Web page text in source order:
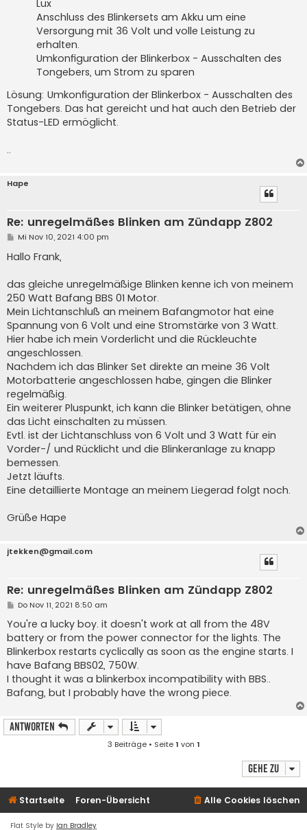
Lux
Anschluss des Blinkersets am Akku um eine
Versorgung mit 36 Volt und volle Leistung zu
erhalten.
Umkonfiguration der Blinkerbox - Ausschalten des
Tongebers, um Strom zu sparen
Lösung: Umkonfiguration der Blinkerbox - Ausschalten des
Tongebers. Das hat gereicht und hat auch den Betrieb der
Status-LED ermöglicht.
..
Hape
Re: unregelmäßes Blinken am Zündapp Z802
B
i
t
a
g
Mi Nov 10, 2021 4:00 pm
Hallo Frank,
das gleiche unregelmäßige Blinken kenne ich von meinem
250 Watt Bafang BBS 01 Motor.
Mein Lichtanschluß an meinem Bafangmotor hat eine
Spannung von 6 Volt und eine Stromstärke von 3 Watt.
Hier habe ich mein Vorderlicht und die Rückleuchte
angeschlossen.
Nachdem ich das Blinker Set direkte an meine 36 Volt
Motorbatterie angeschlossen habe, gingen die Blinker
regelmäßig.
Ein weiterer Pluspunkt, ich kann die Blinker betätigen, ohne
das Licht einschalten zu müssen.
Evtl. ist der Lichtanschluss von 6 Volt und 3 Watt für ein
Vorder-/ und Rücklicht und die Blinkeranlage zu knapp
bemessen.
Jetzt läufts.
Eine detaillierte Montage an meinem Liegerad folgt noch.
Grüße Hape
jtekken@gmail.com
Re: unregelmäßes Blinken am Zündapp Z802
B
i
t
r
a
g
Do Nov 11, 2021 8:50 am
You're a lucky boy. it doesn't work at all from the 48V
battery or from the power connector for the lights. The
Blinkerbox restarts cyclically as soon as the engine starts. I
have Bafang BBS02, 750W.
I thought it was a blinkerbox incompatibility with BBS..
Bafang, but I probably have the wrong piece.
Antworten
3 Beiträge • Seite1 von 1
Gehe zu
Startseite Foren-Übersicht Alle Cookies löschen
Flat Style by Ian Bradley